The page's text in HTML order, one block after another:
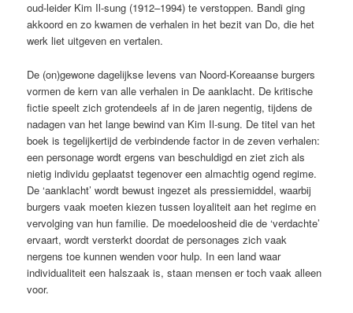
oud-leider Kim Il-sung (1912–1994) te verstoppen. Bandi ging
akkoord en zo kwamen de verhalen in het bezit van Do, die het
werk liet uitgeven en vertalen.
De (on)gewone dagelijkse levens van Noord-Koreaanse burgers
vormen de kern van alle verhalen in De aanklacht. De kritische
fictie speelt zich grotendeels af in de jaren negentig, tijdens de
nadagen van het lange bewind van Kim Il-sung. De titel van het
boek is tegelijkertijd de verbindende factor in de zeven verhalen:
een personage wordt ergens van beschuldigd en ziet zich als
nietig individu geplaatst tegenover een almachtig ogend regime.
De ‘aanklacht’ wordt bewust ingezet als pressiemiddel, waarbij
burgers vaak moeten kiezen tussen loyaliteit aan het regime en
vervolging van hun familie. De moedeloosheid die de ‘verdachte’
ervaart, wordt versterkt doordat de personages zich vaak
nergens toe kunnen wenden voor hulp. In een land waar
individualiteit een halszaak is, staan mensen er toch vaak alleen
voor.